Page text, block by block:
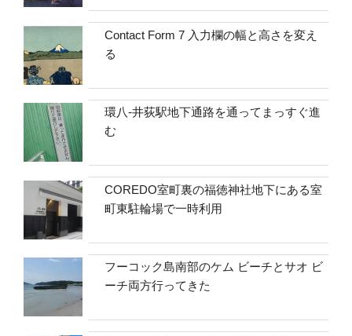
Contact Form 7 入力欄の幅と高さを変え
る
環八-井荻駅地下通路を通ってまっすぐ進
む
COREDO室町裏の福徳神社地下にある室
町東駐輪場で一時利用
フーコック島南部のケム ビーチとサオ ビ
ーチ両方行ってきた